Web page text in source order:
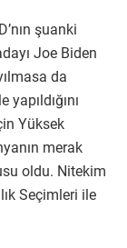
şuanki
Joe Biden
da
Yüksek
merak
oldu. Nitekim
Seçimleri ile